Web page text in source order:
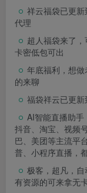
祥云福袋已更
代理
超人福袋来了
卡密低包可出
年底福利，想
的来聊
福袋祥云已更
AI智能直播助
抖音、淘宝、视频
巴、美团等主流平
普、小程序直播，
极客，超凡，自
有资源的可来拿无